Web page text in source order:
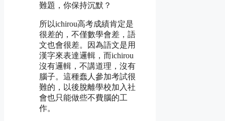
難題，你保持沉默？
所以ichirou高考成績肯定是
很差的，不僅數學會差，語
文也會很差。因為語文是用
漢字來表達邏輯，而ichirou
沒有邏輯，不講道理，沒有
腦子。這種蠢人參加考試很
難的，以後脫離學校加入社
會也只能做些不費腦的工
作。